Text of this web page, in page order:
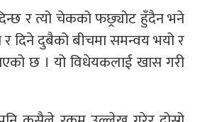
र त्यो चेकको फछ्र्योट हुँदैन भने
दिने दुबैको बीचमा समन्वय भयो र
छ । यो विधेयकलाई खास गरी